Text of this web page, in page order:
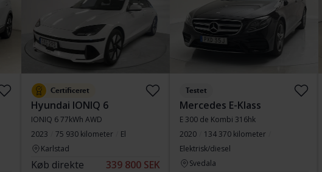
Certificeret
Hyundai IONIQ 6
IONIQ 6 77kWh AWD
2023
75 930 kilometer
El
Karlstad
Køb direkte 339 800 SEK
Testet
Mercedes E-Klass
E 300 de Kombi 316hk
2020
134 370 kilometer
Elektrisk/diesel
Svedala